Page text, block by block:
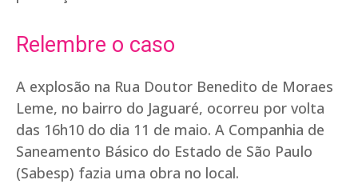
Relembre o caso
A explosão na Rua Doutor Benedito de Moraes
Leme, no bairro do Jaguaré, ocorreu por volta
das 16h10 do dia 11 de maio. A Companhia de
Saneamento Básico do Estado de São Paulo
(Sabesp) fazia uma obra no local.